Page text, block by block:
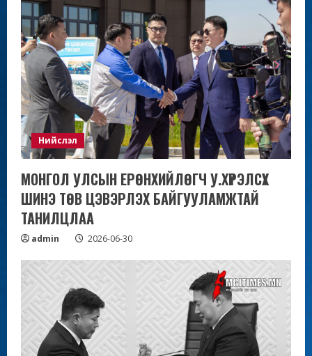
Нийслэл
МОНГОЛ УЛСЫН ЕРӨНХИЙЛӨГЧ У.ХҮРЭЛСҮХ
ШИНЭ ТӨВ ЦЭВЭРЛЭХ БАЙГУУЛАМЖТАЙ
ТАНИЛЦЛАА
admin 2026-06-30